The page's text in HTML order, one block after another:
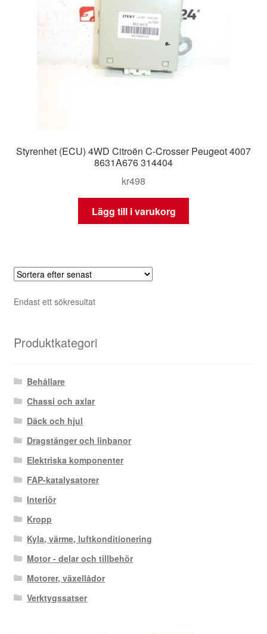
Reklamationsprocedur
Villkor
Styrenhet (ECU) 4WD Citroën C-Crosser Peugeot 4007
8631A676 314404
kr498
Lägg till i varukorg
Endast ett sökresultat
Produktkategori
Behållare
Chassi och axlar
Däck och hjul
Dragstänger och linbanor
Elektriska komponenter
FAP-katalysatorer
Interiör
Kropp
Kyla, värme, luftkonditionering
Motor - delar och tillbehör
Motorer, växellådor
Verktygssatser